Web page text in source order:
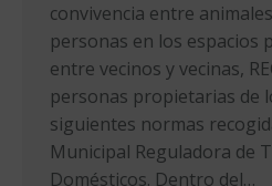
convivencia entre
personas en los espacios
entre vecinos y vecinas,
personas propietarias de
siguientes normas
Municipal Reguladora de
Domésticos. Dentro del…